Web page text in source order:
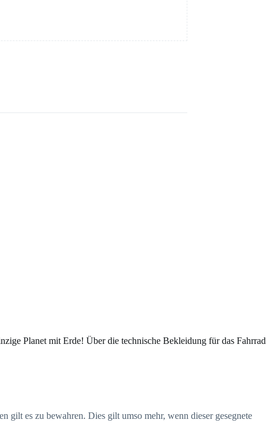
Planet mit Erde! Über die technische Bekleidung für das Fahrrad
gilt es zu bewahren. Dies gilt umso mehr, wenn dieser gesegnete